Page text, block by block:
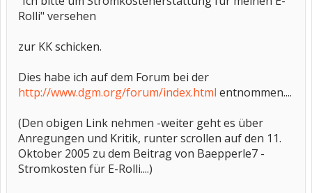
Rolli" versehen
zur KK schicken.
Dies habe ich auf dem Forum bei der
http://www.dgm.org/forum/index.html entnommen....
(Den obigen Link nehmen -weiter geht es über
Anregungen und Kritik, runter scrollen auf den 11.
Oktober 2005 zu dem Beitrag von Baepperle7 -
Stromkosten für E-Rolli....)